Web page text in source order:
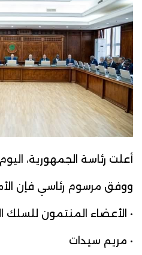
أعلت رئاسة الجمهورية، اليوم
ووفق مرسوم رئاسي فإن
• الأعضاء المنتمون للسلك
• مريم سيدات